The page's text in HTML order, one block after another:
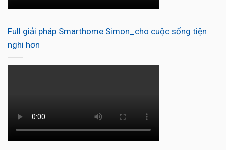
Full giải pháp Smarthome Simon_cho cuộc sống tiện
nghi hơn